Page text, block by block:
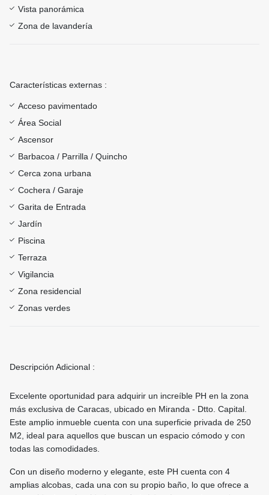
Vista panorámica
Zona de lavandería
Características externas :
Acceso pavimentado
Área Social
Ascensor
Barbacoa / Parrilla / Quincho
Cerca zona urbana
Cochera / Garaje
Garita de Entrada
Jardín
Piscina
Terraza
Vigilancia
Zona residencial
Zonas verdes
Descripción Adicional :
Excelente oportunidad para adquirir un increíble PH en la zona
más exclusiva de Caracas, ubicado en Miranda - Dtto. Capital.
Este amplio inmueble cuenta con una superficie privada de 250
M2, ideal para aquellos que buscan un espacio cómodo y con
todas las comodidades.
Con un diseño moderno y elegante, este PH cuenta con 4
amplias alcobas, cada una con su propio baño, lo que ofrece a